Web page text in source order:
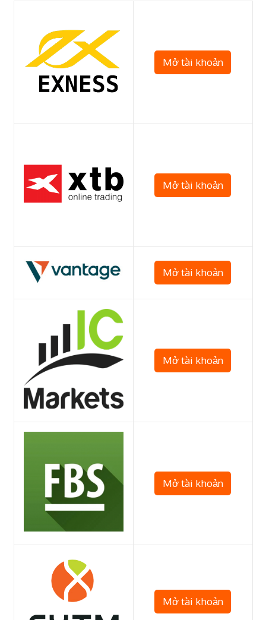
Mở tài khoản
Mở tài khoản
Mở tài khoản
Mở tài khoản
Mở tài khoản
Mở tài khoản